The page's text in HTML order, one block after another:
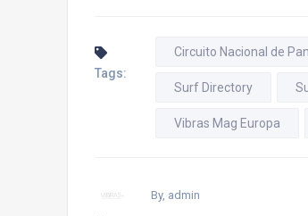
Tags:
Circuito Nacional de
Surf Directory
Vibras Mag Europa
By, admin